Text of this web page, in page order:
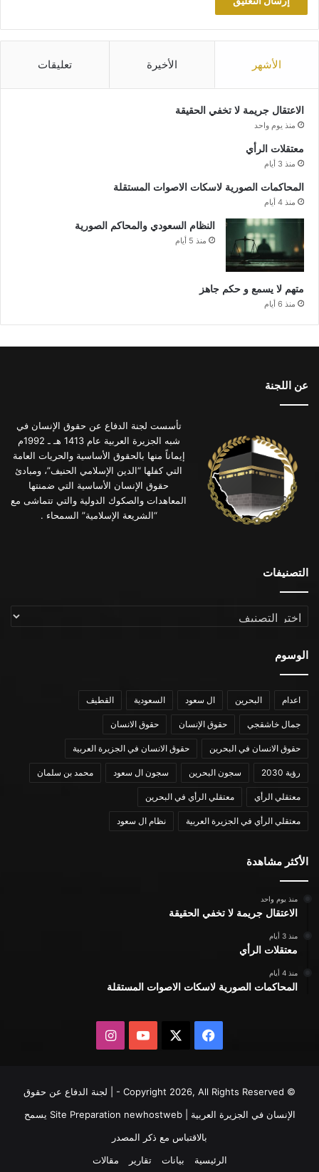
الأشهر الأخيرة تعليقات
الاعتقال جريمة لا تخفي الحقيقة
منذ يوم واحد
معتقلات الرأي
منذ 3 أيام
المحاكمات الصورية لاسكات الاصوات المستقلة
منذ 4 أيام
النظام السعودي والمحاكم الصورية
منذ 5 أيام
متهم لا يسمع و حكم جاهز
منذ 6 أيام
عن اللجنة
تأسست لجنة الدفاع عن حقوق الإنسان في
شبه الجزيرة العربية عام 1413 هـ ـ 1992م
إيماناً منها بالحقوق الأساسية والحريات العامة
التي كفلها “الدين الإسلامي الحنيف”، ومبادئ
حقوق الإنسان الأساسية التي ضمنتها
المعاهدات والصكوك الدولية والتي تتماشى مع
“الشريعة الإسلامية” السمحاء .
التصنيفات
التصنيفات
الوسوم
اعدام البحرين ال سعود السعودية القطيف
جمال خاشقجي حقوق الإنسان حقوق الانسان
حقوق الانسان في البحرين حقوق الانسان في الجزيرة العربية
رؤية 2030 سجون البحرين سجون ال سعود محمد بن سلمان
معتقلي الرأي معتقلي الرأي في البحرين
معتقلي الرأي في الجزيرة العربية نظام ال سعود
الأكثر مشاهدة
منذ يوم واحد
الاعتقال جريمة لا تخفي الحقيقة
منذ 3 أيام
معتقلات الرأي
منذ 4 أيام
المحاكمات الصورية لاسكات الاصوات المستقلة
فيسبوك يوتيوبانستقرام
© Copyright 2026, All Rights Reserved - | لجنة الدفاع عن حقوق
الإنسان في الجزيرة العربية | Site Preparationnewhostweb
يسمح
بالاقتباس مع ذكر المصدر
الرئيسية
بيانات تقارير مقالات